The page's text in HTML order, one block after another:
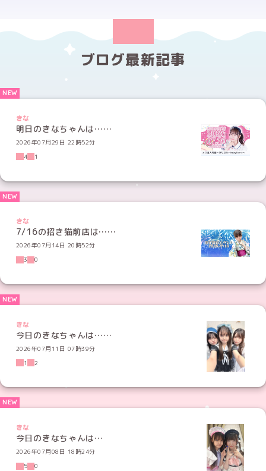
ブログ最新記事
きな
明日のきなちゃんは……
2026年07月29日 22時52分
4
1
きな
7/16の招き猫前店は……
2026年07月14日 20時52分
3
0
きな
今日のきなちゃんは……
2026年07月11日 07時39分
1
2
きな
今日のきなちゃんは…
2026年07月08日 18時24分
5
0